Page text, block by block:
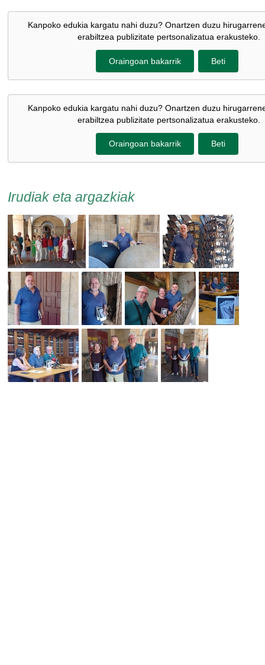
Kanpoko edukia kargatu nahi duzu? Onartzen duzu
erabiltzea publizitate pertsonalizatua erakusteko.
Oraingoan bakarrik Beti
Kanpoko edukia kargatu nahi duzu? Onartzen duzu
erabiltzea publizitate pertsonalizatua erakusteko.
Oraingoan bakarrik Beti
Irudiak eta argazkiak